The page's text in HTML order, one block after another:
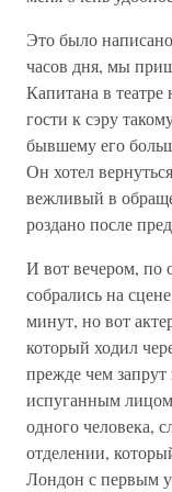
Это было
часов дня, мы
Капитана в
гости к сэру
бывшему его
Он хотел
вежливый в
роздано после
И вот вечером, по
собрались на
минут, но вот
который ходил
прежде чем
испуганным
одного человека,
отделении,
Лондон с первым